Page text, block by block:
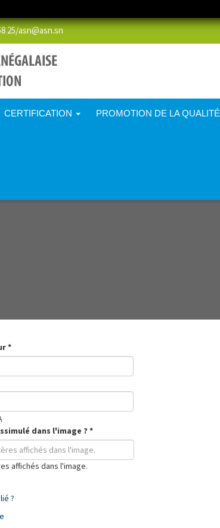
25/asn@asn.sn
CERTIFICATION PROMOTION DE LA QUALITÉ
*
dans l'image ?*
affichés dans l'image.
?